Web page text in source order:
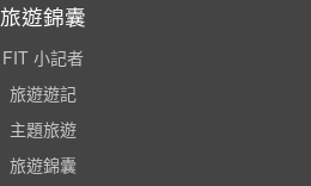
旅遊錦囊
FIT 小記者
旅遊遊記
主題旅遊
旅遊錦囊